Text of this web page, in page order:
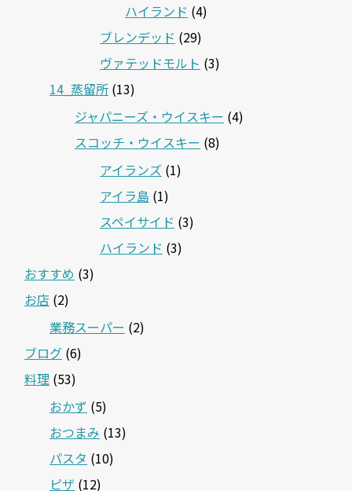
ハイランド (4)
ブレンデッド (29)
ヴァテッドモルト (3)
14_蒸留所 (13)
ジャパニーズ・ウイスキー (4)
スコッチ・ウイスキー (8)
アイランズ (1)
アイラ島 (1)
スペイサイド (3)
ハイランド (3)
おすすめ (3)
お店 (2)
業務スーパー (2)
ブログ (6)
料理 (53)
おかず (5)
おつまみ (13)
パスタ (10)
ピザ (12)